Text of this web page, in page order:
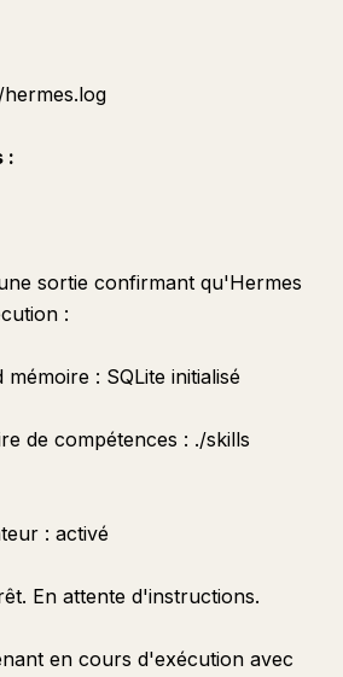
:
sortie confirmant qu'Hermes
:
: SQLite initialisé
de compétences : ./skills
: activé
En attente d'instructions.
en cours d'exécution avec